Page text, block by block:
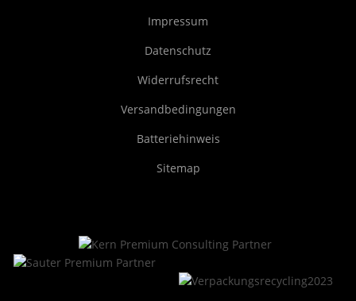
Impressum
Datenschutz
Widerrufsrecht
Versandbedingungen
Batteriehinweis
Sitemap